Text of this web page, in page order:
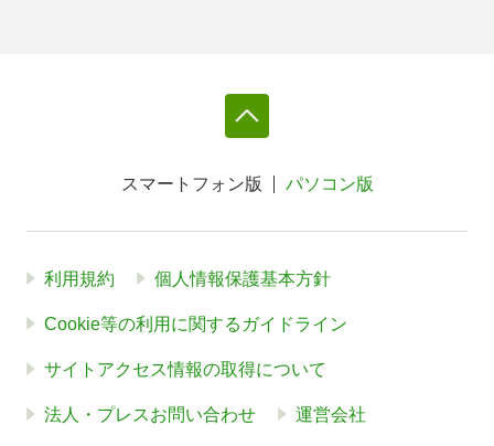
スマートフォン版 パソコン版
利用規約 個人情報保護基本方針
Cookie等の利用に関するガイドライン
サイトアクセス情報の取得について
法人・プレスお問い合わせ 運営会社